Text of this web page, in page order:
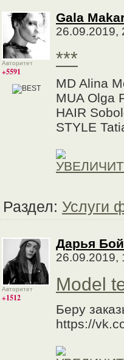
Авторитет
+5591
Gala
26.09.2019,
***
MD Alina
MUA Olga
HAIR
STYLE
Раздел: Услуги
Авторитет
+1512
Дарья
26.09.2019,
Model
Беру
https://